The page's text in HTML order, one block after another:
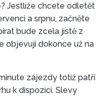
I
CHVÍLI
Jestliže chcete odletět
a srpnu, začněte
bude zcela jistě z
objevují dokonce už na
zájezdy totiž patří
k dispozici. Slevy